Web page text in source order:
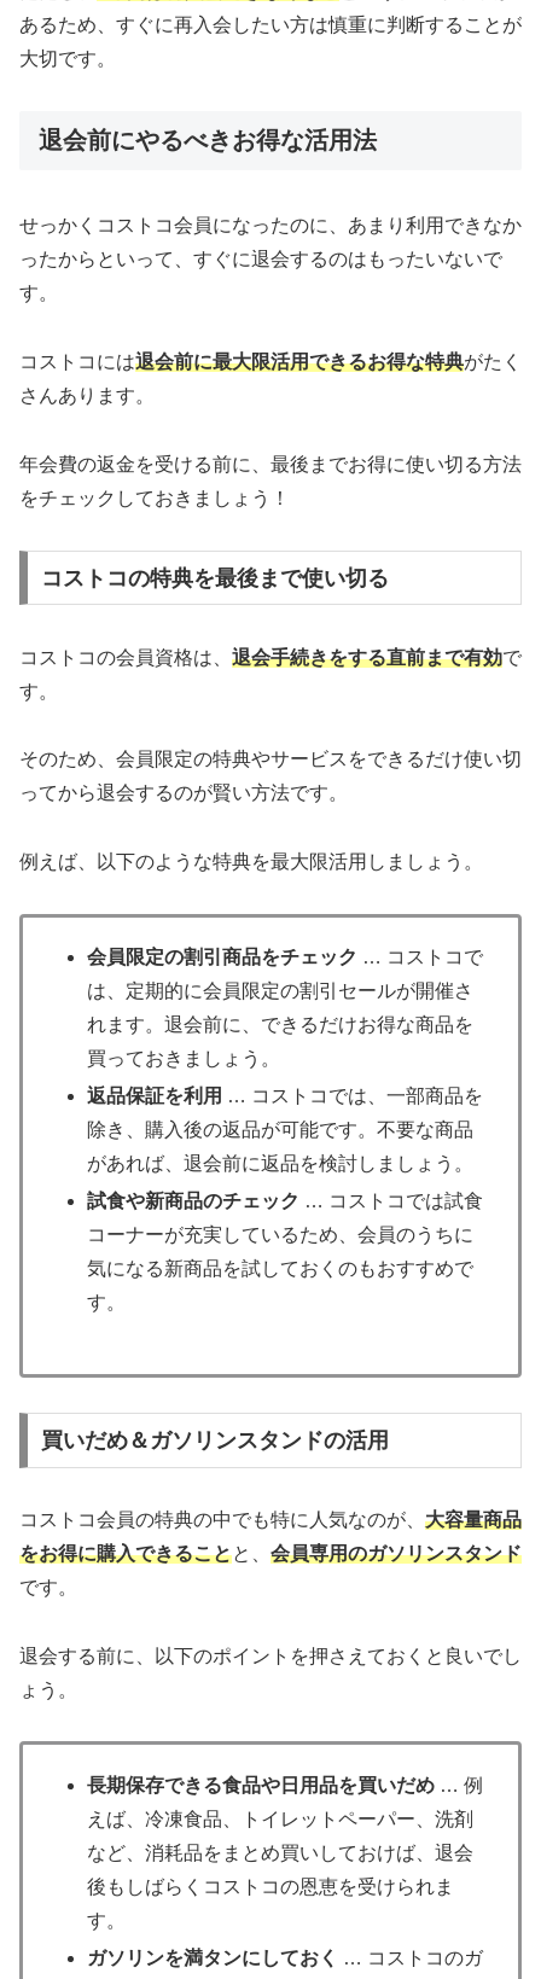
あるため、すぐに再入会したい方は慎重に判断することが
大切です。
退会前にやるべきお得な活用法
せっかくコストコ会員になったのに、あまり利用できなか
ったからといって、すぐに退会するのはもったいないで
す。
コストコには退会前に最大限活用できるお得な特典がたく
さんあります。
年会費の返金を受ける前に、最後までお得に使い切る方法
をチェックしておきましょう！
コストコの特典を最後まで使い切る
コストコの会員資格は、 退会手続きをする直前まで有効で
す。
そのため、会員限定の特典やサービスをできるだけ使い切
ってから退会するのが賢い方法です。
例えば、以下のような特典を最大限活用しましょう。
会員限定の割引商品をチェック … コストコで
は、定期的に会員限定の割引セールが開催さ
れます。退会前に、できるだけお得な商品を
買っておきましょう。
返品保証を利用 … コストコでは、一部商品を
除き、購入後の返品が可能です。不要な商品
があれば、退会前に返品を検討しましょう。
試食や新商品のチェック … コストコでは試食
コーナーが充実しているため、会員のうちに
気になる新商品を試しておくのもおすすめで
す。
買いだめ＆ガソリンスタンドの活用
コストコ会員の特典の中でも特に人気なのが、 大容量商品
をお得に購入できることと、 会員専用のガソリンスタンド
です。
退会する前に、以下のポイントを押さえておくと良いでし
ょう。
長期保存できる食品や日用品を買いだめ … 例
えば、冷凍食品、トイレットペーパー、洗剤
など、消耗品をまとめ買いしておけば、退会
後もしばらくコストコの恩恵を受けられま
す。
ガソリンを満タンにしておく
… コストコのガ